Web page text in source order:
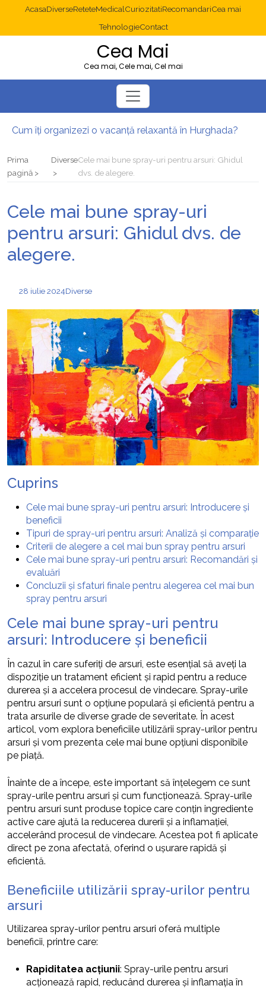
AcasaDiverseReteteMedicalCuriozitatiRecomandariCea mai
TehnologieContact
Cea Mai
Cea mai, Cele mai, Cel mai
Cum îți organizezi o vacanță relaxantă în Hurghada?
Multisite WordPress și Mastodon: cum gestionezi mai multe site-uri
Prima
pagină
DiverseCele mai bune spray-uri pentru arsuri: Ghidul
dvs. de alegere.
Cele mai bune spray-uri
pentru arsuri: Ghidul dvs. de
alegere.
28 iulie 2024Diverse
Cuprins
Cele mai bune spray-uri pentru arsuri: Introducere și
beneficii
Tipuri de spray-uri pentru arsuri: Analiză și comparație
Criterii de alegere a cel mai bun spray pentru arsuri
Cele mai bune spray-uri pentru arsuri: Recomandări și
evaluări
Concluzii și sfaturi finale pentru alegerea cel mai bun
spray pentru arsuri
Cele mai bune spray-uri pentru
arsuri: Introducere și beneficii
În cazul în care suferiți de arsuri, este esențial să aveți la
dispoziție un tratament eficient și rapid pentru a reduce
durerea și a accelera procesul de vindecare. Spray-urile
pentru arsuri sunt o opțiune populară și eficientă pentru a
trata arsurile de diverse grade de severitate. În acest
articol, vom explora beneficiile utilizării spray-urilor pentru
arsuri și vom prezenta cele mai bune opțiuni disponibile
pe piață.
Înainte de a începe, este important să înțelegem ce sunt
spray-urile pentru arsuri și cum funcționează. Spray-urile
pentru arsuri sunt produse topice care conțin ingrediente
active care ajută la reducerea durerii și a inflamației,
accelerând procesul de vindecare. Acestea pot fi aplicate
direct pe zona afectată, oferind o ușurare rapidă și
eficientă.
Beneficiile utilizării spray-urilor pentru
arsuri
Utilizarea spray-urilor pentru arsuri oferă multiple
beneficii, printre care:
Rapiditatea acțiunii: Spray-urile pentru arsuri
acționează rapid, reducând durerea și inflamația în